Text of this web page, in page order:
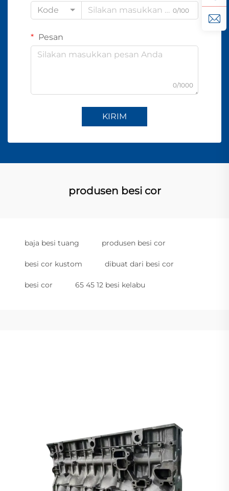
Kode
0/100
Pesan
0/1000
KIRIM
produsen besi cor
baja besi tuang produsen besi cor
besi cor kustom dibuat dari besi cor
besi cor 65 45 12 besi kelabu